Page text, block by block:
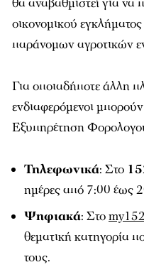
οικονομικού
παράνομων αγροτικών
Για οποιαδήποτε άλλη
ενδιαφερόμενοι
Εξυπηρέτηση
Τηλεφωνικά: Στο
ημέρες από 7:00 έως
Ψηφιακά: Στο
θεματική κατηγορία
τους.